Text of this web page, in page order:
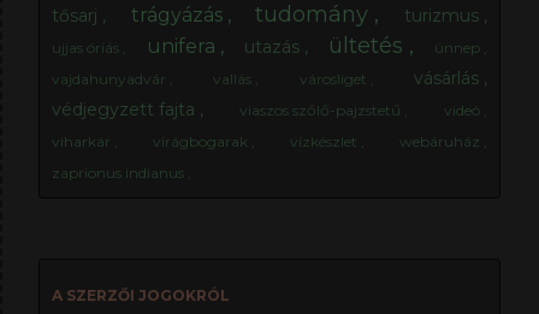
tősarj
trágyázás tudomány turizmus
ujjas óriás unifera utazás ültetés
ünnep
vajdahunyadvár
vallás városliget
vásárlás
védjegyzett fajta
viaszos szőlő-pajzstetű
videó
viharkár
virágbogarak vízkészlet
webáruház
zaprionus indianus
A SZERZŐI JOGOKRÓL